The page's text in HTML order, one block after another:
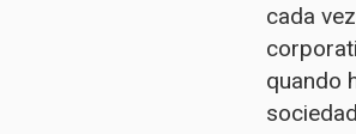
cada
quando